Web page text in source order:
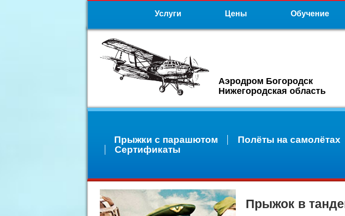
Услуги Цены Обучение
Аэродром Богородск
Нижегородская область
Прыжки с парашютом Полёты на самолётах
Сертификаты
Прыжок в